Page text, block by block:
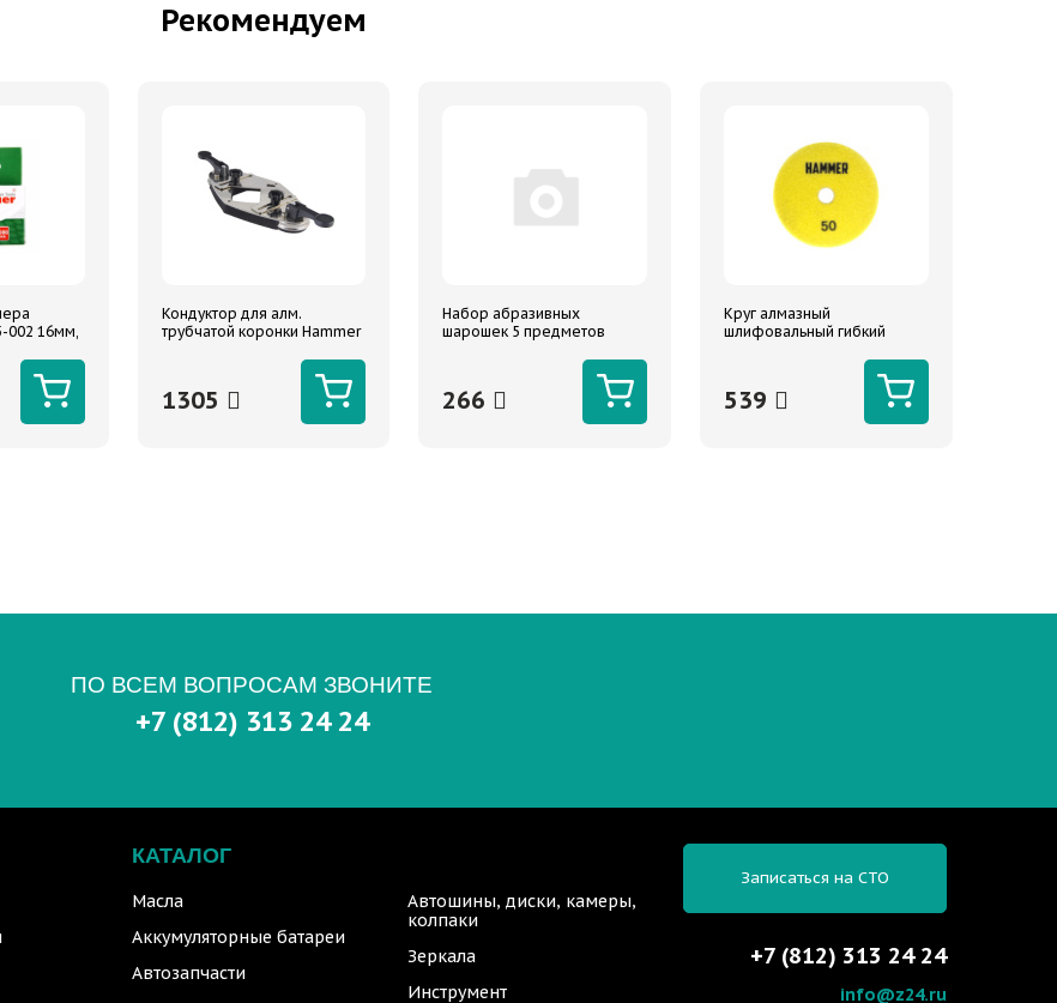
Рекомендуем
002 16мм,
1000шт.
Кондуктор для алм.
трубчатой коронки Hammer
ТИП 1 для коронок 4-70 мм
1305
Набор абразивных
шарошек 5 предметов
266
Круг алмазный
шлифовальный гибкий
P50 (АГШК/черепашка)
539
ПО ВСЕМ ВОПРОСАМ ЗВОНИТЕ
+7 (812) 313 24 24
КАТАЛОГ
Масла
Аккумуляторные батареи
Автозапчасти
Автошины, диски, камеры,
колпаки
Зеркала
Инструмент
Записаться на СТО
+7 (812) 313 24 24
info@z24.ru